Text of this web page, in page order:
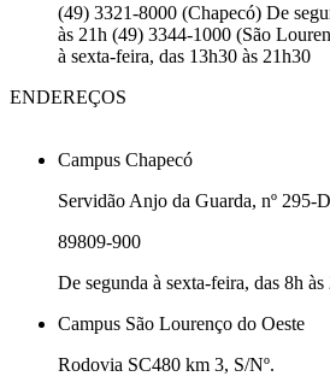
(49) 3321-8000 (Chapecó) De
às 21h (49) 3344-1000 (São
à sexta-feira, das 13h30 às 21h30
ENDEREÇOS
Campus Chapecó
Servidão Anjo da Guarda, nº 295-
89809-900
De segunda à sexta-feira, das 8h às
Campus São Lourenço do Oeste
Rodovia SC480 km 3, S/Nº.